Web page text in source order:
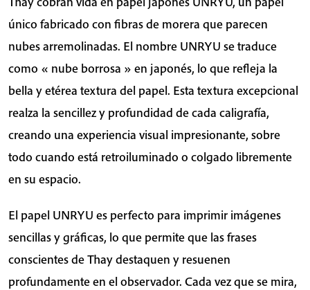
único fabricado con fibras de morera que parecen
nubes arremolinadas. El nombre UNRYU se traduce
como « nube borrosa » en japonés, lo que refleja la
bella y etérea textura del papel. Esta textura excepcional
realza la sencillez y profundidad de cada caligrafía,
creando una experiencia visual impresionante, sobre
todo cuando está retroiluminado o colgado libremente
en su espacio.
El papel UNRYU es perfecto para imprimir imágenes
sencillas y gráficas, lo que permite que las frases
conscientes de Thay destaquen y resuenen
profundamente en el observador. Cada vez que se mira,